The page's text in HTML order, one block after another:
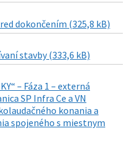
dokončením (325,8 kB)
stavby (333,6 kB)
– Fáza 1 – externá
SP Infra Ce a VN
konania a
spojeného s miestnym